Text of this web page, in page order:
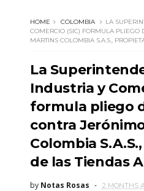
HOME COLOMBIA
LA
COMERCIO (S​IC) FORMULA PLIEGO
MARTINS COLOMBIA S.A.S.,
La
Industria y
formula pliego
contra
Colombia
de las Tiendas
by Notas Rosas 2 MONTHS